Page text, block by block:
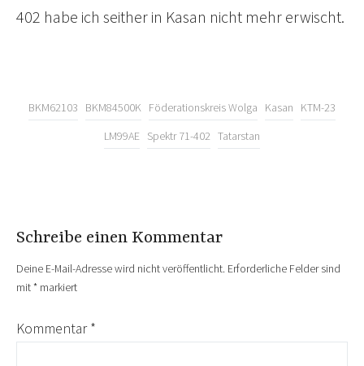
402 habe ich seither in Kasan nicht mehr erwischt.
BKM62103 BKM84500K Föderationskreis Wolga Kasan
KTM-23
LM99AE Spektr 71-402 Tatarstan
Schreibe einen Kommentar
Deine E-Mail-Adresse wird nicht veröffentlicht. Erforderliche Felder sind
mit* markiert
Kommentar*